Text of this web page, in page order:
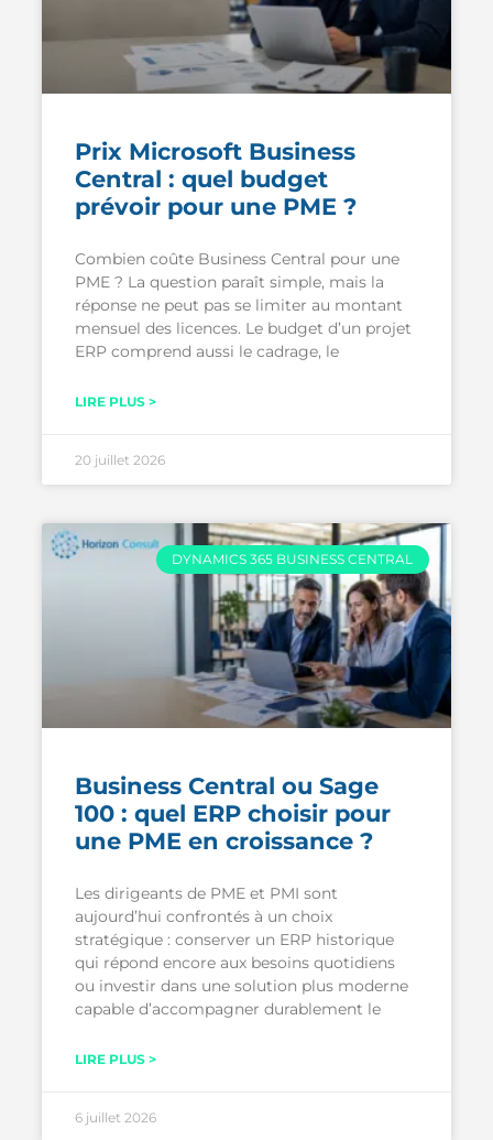
Prix Microsoft Business
Central : quel budget
prévoir pour une PME ?
Combien coûte Business Central pour une
PME ? La question paraît simple, mais la
réponse ne peut pas se limiter au montant
mensuel des licences. Le budget d’un projet
ERP comprend aussi le cadrage, le
LIRE PLUS >
20 juillet 2026
DYNAMICS 365 BUSINESS CENTRAL
Business Central ou Sage
100 : quel ERP choisir pour
une PME en croissance ?
Les dirigeants de PME et PMI sont
aujourd’hui confrontés à un choix
stratégique : conserver un ERP historique
qui répond encore aux besoins quotidiens
ou investir dans une solution plus moderne
capable d’accompagner durablement le
LIRE PLUS >
6 juillet 2026